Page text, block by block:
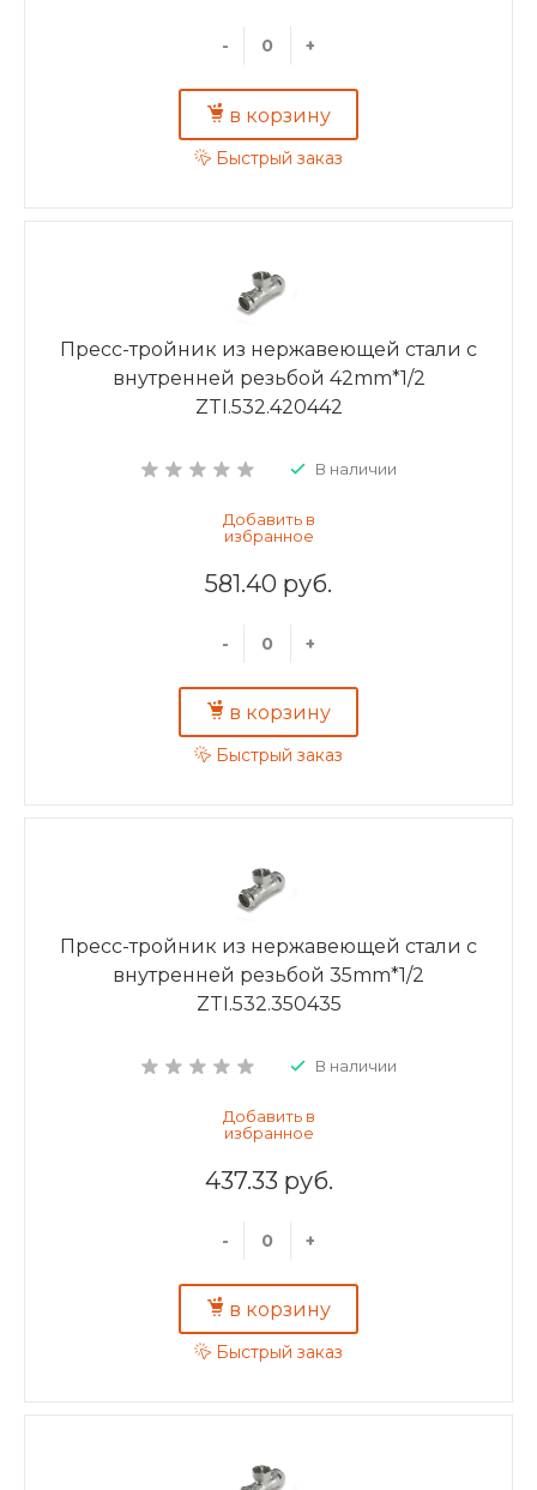
- +
в корзину
Быстрый заказ
Пресс-тройник из нержавеющей стали с
внутренней резьбой 42mm*1/2
ZTI.532.420442
В наличии
581.40 руб.
- +
в корзину
Быстрый заказ
Пресс-тройник из нержавеющей стали с
внутренней резьбой 35mm*1/2
ZTI.532.350435
В наличии
437.33 руб.
- +
в корзину
Быстрый заказ